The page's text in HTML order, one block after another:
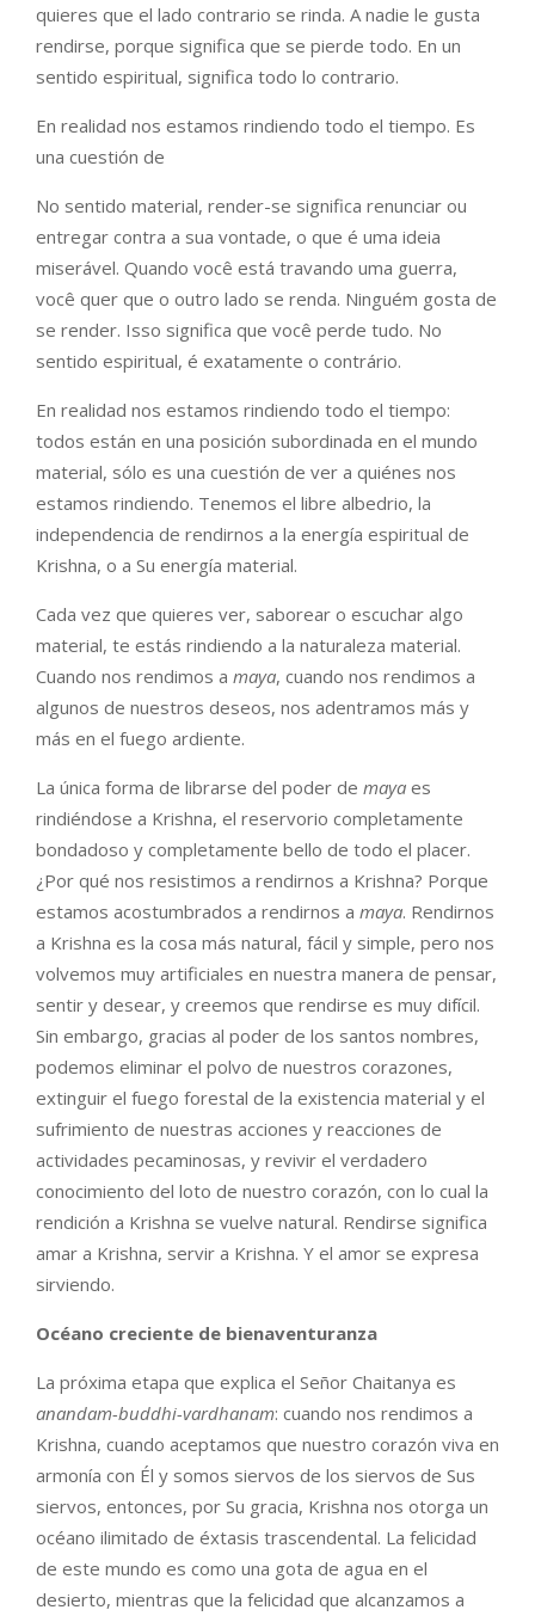
quieres que el lado contrario se rinda. A nadie le gusta
rendirse, porque significa que se pierde todo. En un
sentido espiritual, significa todo lo contrario.
En realidad nos estamos rindiendo todo el tiempo. Es
una cuestión de
No sentido material, render-se significa renunciar ou
entregar contra a sua vontade, o que é uma ideia
miserável. Quando você está travando uma guerra,
você quer que o outro lado se renda. Ninguém gosta de
se render. Isso significa que você perde tudo. No
sentido espiritual, é exatamente o contrário.
En realidad nos estamos rindiendo todo el tiempo:
todos están en una posición subordinada en el mundo
material, sólo es una cuestión de ver a quiénes nos
estamos rindiendo. Tenemos el libre albedrio, la
independencia de rendirnos a la energía espiritual de
Krishna, o a Su energía material.
Cada vez que quieres ver, saborear o escuchar algo
material, te estás rindiendo a la naturaleza material.
Cuando nos rendimos a maya, cuando nos rendimos a
algunos de nuestros deseos, nos adentramos más y
más en el fuego ardiente.
La única forma de librarse del poder de maya es
rindiéndose a Krishna, el reservorio completamente
bondadoso y completamente bello de todo el placer.
¿Por qué nos resistimos a rendirnos a Krishna? Porque
estamos acostumbrados a rendirnos a maya. Rendirnos
a Krishna es la cosa más natural, fácil y simple, pero nos
volvemos muy artificiales en nuestra manera de pensar,
sentir y desear, y creemos que rendirse es muy difícil.
Sin embargo, gracias al poder de los santos nombres,
podemos eliminar el polvo de nuestros corazones,
extinguir el fuego forestal de la existencia material y el
sufrimiento de nuestras acciones y reacciones de
actividades pecaminosas, y revivir el verdadero
conocimiento del loto de nuestro corazón, con lo cual la
rendición a Krishna se vuelve natural. Rendirse significa
amar a Krishna, servir a Krishna. Y el amor se expresa
sirviendo.
Océano creciente de bienaventuranza
La próxima etapa que explica el Señor Chaitanya es
anandam-buddhi-vardhanam: cuando nos rendimos a
Krishna, cuando aceptamos que nuestro corazón viva en
armonía con Él y somos siervos de los siervos de Sus
siervos, entonces, por Su gracia, Krishna nos otorga un
océano ilimitado de éxtasis trascendental. La felicidad
de este mundo es como una gota de agua en el
desierto, mientras que la felicidad que alcanzamos a